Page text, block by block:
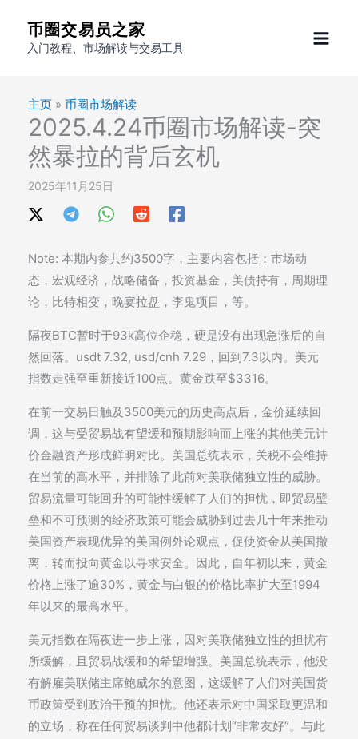
币圈交易员之家
入门教程、市场解读与交易工具
主页 » 币圈市场解读
2025.4.24币圈市场解读-突
然暴拉的背后玄机
2025年11月25日
Note: 本期内参共约3500字，主要内容包括：市场动
态，宏观经济，战略储备，投资基金，美债持有，周期理
论，比特相变，晚宴拉盘，李鬼项目，等。
隔夜BTC暂时于93k高位企稳，硬是没有出现急涨后的自
然回落。usdt 7.32, usd/cnh 7.29，回到7.3以内。美元
指数走强至重新接近100点。黄金跌至$3316。
在前一交易日触及3500美元的历史高点后，金价延续回
调，这与受贸易战有望缓和预期影响而上涨的其他美元计
价金融资产形成鲜明对比。美国总统表示，关税不会维持
在当前的高水平，并排除了此前对美联储独立性的威胁。
贸易流量可能回升的可能性缓解了人们的担忧，即贸易壁
垒和不可预测的经济政策可能会威胁到过去几十年来推动
美国资产表现优异的美国例外论观点，促使资金从美国撤
离，转而投向黄金以寻求安全。因此，自年初以来，黄金
价格上涨了逾30%，黄金与白银的价格比率扩大至1994
年以来的最高水平。
美元指数在隔夜进一步上涨，因对美联储独立性的担忧有
所缓解，且贸易战缓和的希望增强。美国总统表示，他没
有解雇美联储主席鲍威尔的意图，这缓解了人们对美国货
币政策受到政治干预的担忧。他还表示对中国采取更温和
的立场，称在任何贸易谈判中他都计划“非常友好”。与此